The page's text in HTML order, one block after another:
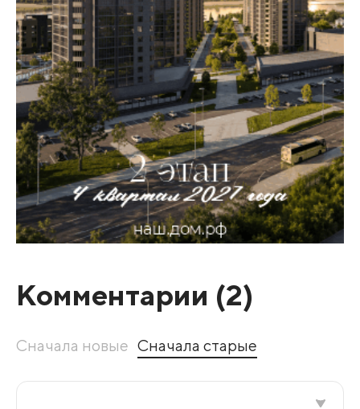
Комментарии (2)
Сначала новые Сначала старые